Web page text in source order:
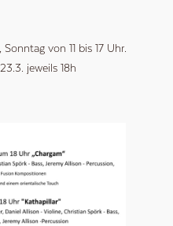
von 11 bis 17 Uhr.
jeweils 18h